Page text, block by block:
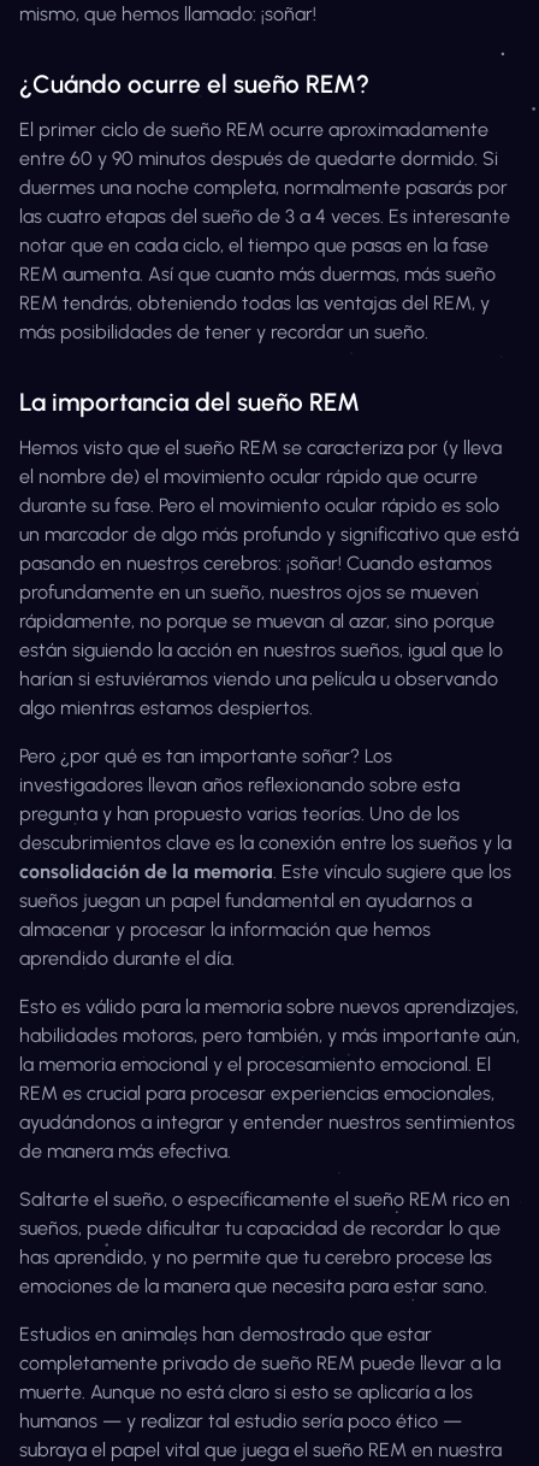
mismo, que hemos llamado: ¡soñar!
¿Cuándo ocurre el sueño REM?
El primer ciclo de sueño REM ocurre aproximadamente
entre 60 y 90 minutos después de quedarte dormido. Si
duermes una noche completa, normalmente pasarás por
las cuatro etapas del sueño de 3 a 4 veces. Es interesante
notar que en cada ciclo, el tiempo que pasas en la fase
REM aumenta. Así que cuanto más duermas, más sueño
REM tendrás, obteniendo todas las ventajas del REM, y
más posibilidades de tener y recordar un sueño.
La importancia del sueño REM
Hemos visto que el sueño REM se caracteriza por (y lleva
el nombre de) el movimiento ocular rápido que ocurre
durante su fase. Pero el movimiento ocular rápido es solo
un marcador de algo más profundo y significativo que está
pasando en nuestros cerebros: ¡soñar! Cuando estamos
profundamente en un sueño, nuestros ojos se mueven
rápidamente, no porque se muevan al azar, sino porque
están siguiendo la acción en nuestros sueños, igual que lo
harían si estuviéramos viendo una película u observando
algo mientras estamos despiertos.
Pero ¿por qué es tan importante soñar? Los
investigadores llevan años reflexionando sobre esta
pregunta y han propuesto varias teorías. Uno de los
descubrimientos clave es la conexión entre los sueños y la
consolidación de la memoria. Este vínculo sugiere que los
sueños juegan un papel fundamental en ayudarnos a
almacenar y procesar la información que hemos
aprendido durante el día.
Esto es válido para la memoria sobre nuevos aprendizajes,
habilidades motoras, pero también, y más importante aún,
la memoria emocional y el procesamiento emocional. El
REM es crucial para procesar experiencias emocionales,
ayudándonos a integrar y entender nuestros sentimientos
de manera más efectiva.
Saltarte el sueño, o específicamente el sueño REM rico en
sueños, puede dificultar tu capacidad de recordar lo que
has aprendido, y no permite que tu cerebro procese las
emociones de la manera que necesita para estar sano.
Estudios en animales han demostrado que estar
completamente privado de sueño REM puede llevar a la
muerte. Aunque no está claro si esto se aplicaría a los
humanos — y realizar tal estudio sería poco ético —
subraya el papel vital que juega el sueño REM en nuestra